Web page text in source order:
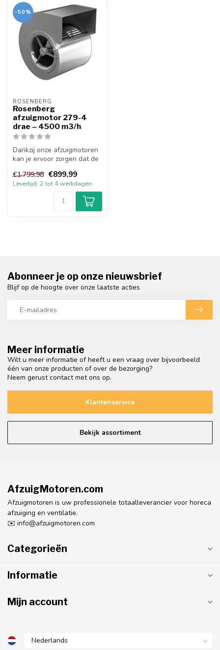
-50%
ROSENBERG
Rosenberg
afzuigmotor 279-4
drae – 4500 m3/h
Dankzij onze afzuigmotoren
kan je ervoor zorgen dat de
€1.799,98 €899,99
Levertijd: 2 tot 4 werkdagen
Meer informatie
Wilt u meer informatie of heeft u een vraag over bijvoorbeeld
één van onze producten of over de bezorging?
Neem gerust contact met ons op.
Klantenservice
Bekijk assortiment
Abonneer je op onze nieuwsbrief
Blijf op de hoogte over onze laatste acties
AfzuigMotoren.com
Afzuigmotoren is uw professionele totaalleverancier voor horeca
afzuiging en ventilatie.
✉️ info@afzuigmotoren.com
Categorieën
Informatie
Mijn account